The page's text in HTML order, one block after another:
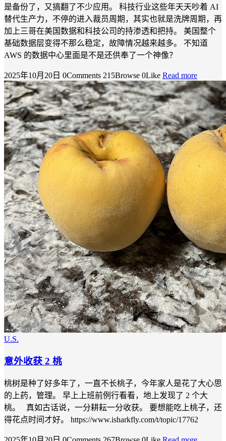
是备份了，又搞翻了不少应用。 科技行业这些年天天吵着 AI
替代生产力，不停的进入裁员周期，其实也就是洗牌周期，再
加上三哥在美国数据和科技公司的持渗透和把持。 美国整个
基础数据层变得不那么稳定，故障情况越来越多。 不知道
AWS 的数据中心里面是不是还供奉了一个神像？
2025年10月20日 0Comments 215Browse 0Like Read more
U.S.
意外收获 2 桃
桃树是种了好多年了，一直不长桃子，今年家人是花了大心思
的上药，管理。 早上上班前例行看看，地上发现了 2 个大
桃。 真如古话说，一分耕耘一分收获。 要想能吃上桃子，还
得花点时间才好。 https://www.isharkfly.com/t/topic/17762